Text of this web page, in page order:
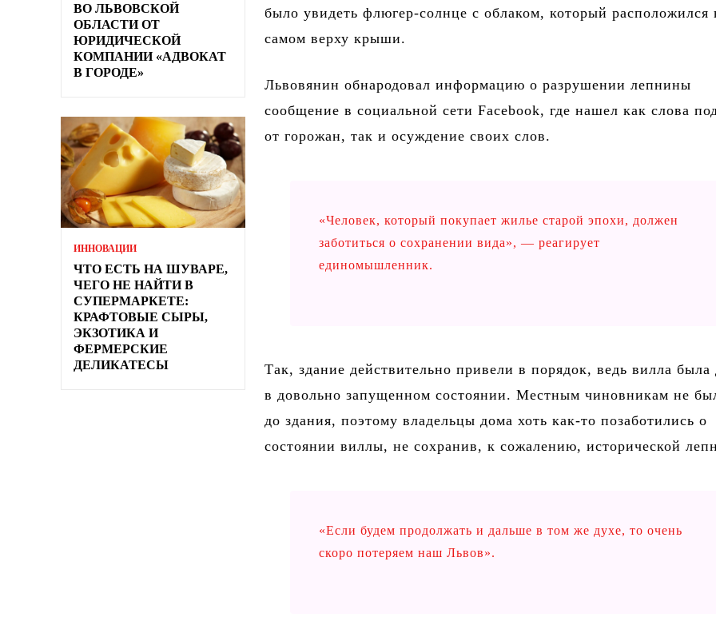
ВО ЛЬВОВСКОЙ
ОБЛАСТИ ОТ
ЮРИДИЧЕСКОЙ
КОМПАНИИ «АДВОКАТ
В ГОРОДЕ»
ИННОВАЦИИ
ЧТО ЕСТЬ НА ШУВАРЕ,
ЧЕГО НЕ НАЙТИ В
СУПЕРМАРКЕТЕ:
КРАФТОВЫЕ СЫРЫ,
ЭКЗОТИКА И
ФЕРМЕРСКИЕ
ДЕЛИКАТЕСЫ
было увидеть флюгер-солнце с облаком, который расположился
самом верху крыши.
Львовянин обнародовал информацию о разрушении лепнины
сообщение в социальной сети Facebook, где нашел как слова
от горожан, так и осуждение своих слов.
«Человек, который покупает жилье старой эпохи, должен
заботиться о сохранении вида», — реагирует
единомышленник.
Так, здание действительно привели в порядок, ведь вилла была
в довольно запущенном состоянии. Местным чиновникам не
до здания, поэтому владельцы дома хоть как-то позаботились о
состоянии виллы, не сохранив, к сожалению, исторической
«Если будем продолжать и дальше в том же духе, то очень
скоро потеряем наш Львов».